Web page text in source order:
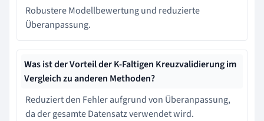
Robustere Modellbewertung und reduzierte
Überanpassung.
Was ist der Vorteil der K-Faltigen Kreuzvalidierung im
Vergleich zu anderen Methoden?
Reduziert den Fehler aufgrund von Überanpassung,
da der gesamte Datensatz verwendet wird.